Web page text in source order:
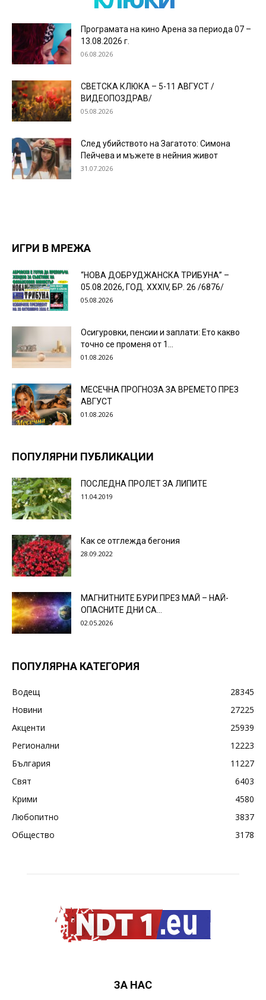
Програмата на кино Арена за периода 07 –
13.08.2026 г.
06.08.2026
СВЕТСКА КЛЮКА – 5-11 АВГУСТ /
ВИДЕОПОЗДРАВ/
05.08.2026
След убийството на Загатото: Симона
Пейчева и мъжете в нейния живот
31.07.2026
ИГРИ В МРЕЖА
“НОВА ДОБРУДЖАНСКА ТРИБУНА” –
05.08.2026, ГОД. XXХIV, БР. 26 /6876/
05.08.2026
Осигуровки, пенсии и заплати: Ето какво
точно се променя от 1...
01.08.2026
МЕСЕЧНА ПРОГНОЗА ЗА ВРЕМЕТО ПРЕЗ
АВГУСТ
01.08.2026
ПОПУЛЯРНИ ПУБЛИКАЦИИ
ПОСЛЕДНА ПРОЛЕТ ЗА ЛИПИТЕ
11.04.2019
Как се отглежда бегония
28.09.2022
МАГНИТНИТЕ БУРИ ПРЕЗ МАЙ – НАЙ-
ОПАСНИТЕ ДНИ СА…
02.05.2026
ПОПУЛЯРНА КАТЕГОРИЯ
Водещ
28345
Новини
27225
Акценти
25939
Регионални
12223
България
11227
Свят
6403
Крими
4580
Любопитно
3837
Общество
3178
ЗА НАС